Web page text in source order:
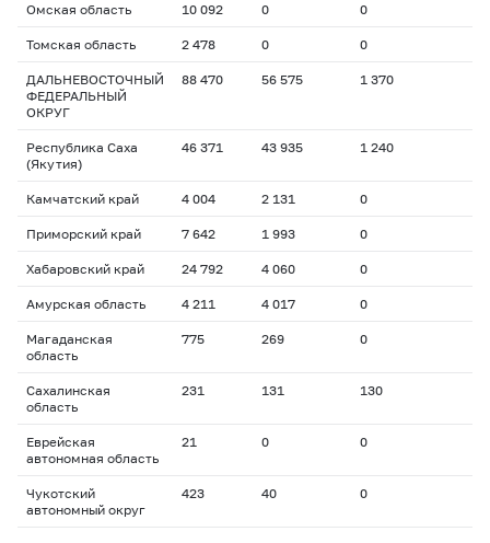
Омская область 10 092 0 0
Томская область 2 478 0 0
ДАЛЬНЕВОСТОЧНЫЙ
ФЕДЕРАЛЬНЫЙ
ОКРУГ
88 470 56 575 1 370
Республика Саха
(Якутия)
46 371 43 935 1 240
Камчатский край 4 004 2 131 0
Приморский край 7 642 1 993 0
Хабаровский край 24 792 4 060 0
Амурская область 4 211 4 017 0
Магаданская
область
775 269 0
Сахалинская
область
231 131 130
Еврейская
автономная область
21 0 0
Чукотский
автономный округ
423 40 0